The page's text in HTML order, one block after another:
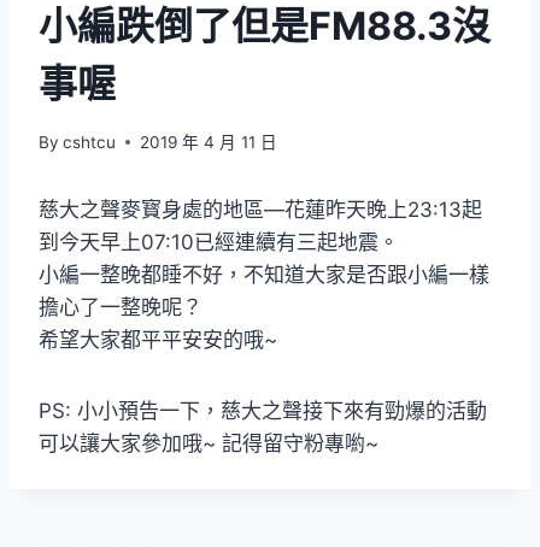
小編跌倒了但是FM88.3沒
事喔
By cshtcu 2019 年 4 月 11 日
慈大之聲麥寳身處的地區—花蓮昨天晚上23:13起
到今天早上07:10已經連續有三起地震。
小編一整晚都睡不好，不知道大家是否跟小編一樣
擔心了一整晚呢？
希望大家都平平安安的哦~
PS: 小小預告一下，慈大之聲接下來有勁爆的活動
可以讓大家參加哦~ 記得留守粉專喲~